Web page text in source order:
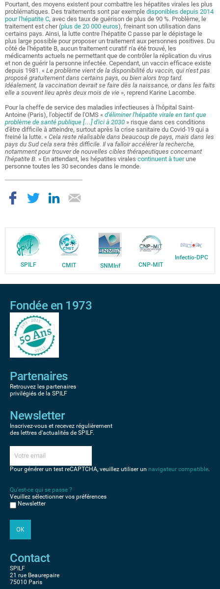
Pourtant, des moyens existent pour combattre les hépatites virales les plus
problématiques. Des traitements sont par exemple disponibles depuis 2014
pour l'hépatite C, avec des taux de guérison de plus de 90 %. Problème, le
traitement est cher (plus de 20 000 euros), freinant son utilisation dans
certains pays. Ainsi, la lutte contre l'hépatite C passe par le dépistage le
plus large possible pour proposer un traitement aux personnes positives. Du
côté de l'hépatite B, aucun traitement curatif n'a été trouvé, les
médicaments actuels ne permettant que de contrôler la réplication du virus
et non de guérir la personne infectée. Cependant, un vaccin efficace existe
depuis 1981. « Le problème vient de la disponibilité du vaccin, qui n'est pas
proposé gratuitement dans certains pays, ou bien alors trop tard.
Idéalement, la vaccination devrait se faire dès la naissance, or dans les faits
elle a souvent lieu après deux mois de vie », reprend Karine Lacombe.
Pour la cheffe de service des maladies infectieuses à l'hôpital Saint-
Antoine (Paris), l'objectif de l'OMS « d'éliminer l'hépatite virale en tant que
problème de santé publique […] d'ici à 2030 » risque dans ces conditions
d'être difficile à atteindre, surtout après la crise sanitaire du Covid-19 qui a
freiné la lutte. « Cela reste réalisable dans beaucoup de pays, mais dans les
pays du Sud cela sera très difficile. Il va falloir accélérer la recherche,
notamment pour trouver de nouvelles cibles thérapeutiques concernant
l'hépatite B. » En attendant, les hépatites virales continuent à tuerune
personne toutes les 30 secondes dans le monde.
SPILF CMIT SNMInf CNP-MIT
Infectio-DPC
Fondée en 1973
Partenaires
Retrouvez les partenaires
privilégiés de la SPILF
Newsletter
Inscrivez-vous et recevez régulièrement
des lettres d'actualités de SPILF.
Pour générer un test reCAPTCHA, veuillez utiliser un navigateur compatible.
Qu'est-ce qui se passe ?
Veuillez sélectionner vos préférences
Newsletter
Contact
SPILF
21 rue Beaurepaire
75010 Paris